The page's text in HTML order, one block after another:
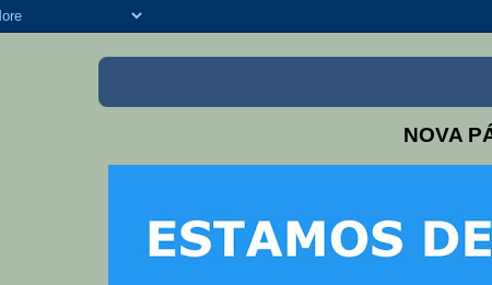
NOVA